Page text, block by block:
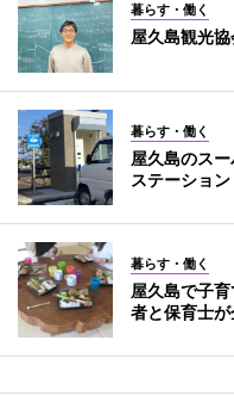
暮らす・働く
屋久島観光
暮らす・働く
屋久島のス
ステーション
暮らす・働く
屋久島で子
者と保育士